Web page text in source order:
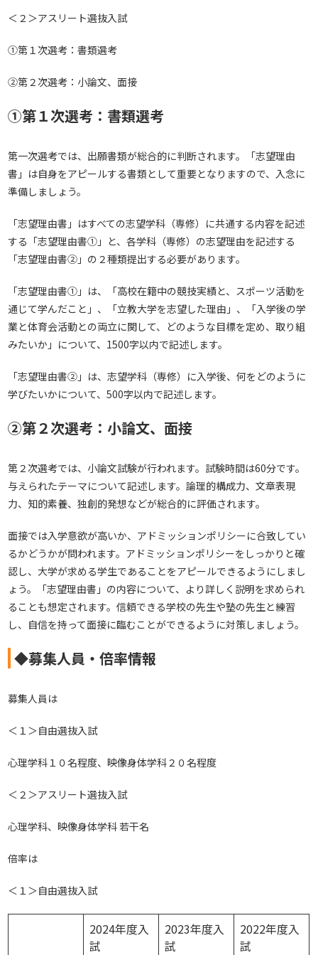
＜２＞アスリート選抜入試
①第１次選考：書類選考
②第２次選考：小論文、面接
①第１次選考：書類選考
第一次選考では、出願書類が総合的に判断されます。「志望理由
書」は自身をアピールする書類として重要となりますので、入念に
準備しましょう。
「志望理由書」はすべての志望学科（専修）に共通する内容を記述
する「志望理由書①」と、各学科（専修）の志望理由を記述する
「志望理由書②」の２種類提出する必要があります。
「志望理由書①」は、「高校在籍中の競技実績と、スポーツ活動を
通じて学んだこと」、「立教大学を志望した理由」、「入学後の学
業と体育会活動との両立に関して、どのような目標を定め、取り組
みたいか」について、1500字以内で記述します。
「志望理由書②」は、志望学科（専修）に入学後、何をどのように
学びたいかについて、500字以内で記述します。
②第２次選考：小論文、面接
第２次選考では、小論文試験が行われます。試験時間は60分です。
与えられたテーマについて記述します。論理的構成力、文章表現
力、知的素養、独創的発想などが総合的に評価されます。
面接では入学意欲が高いか、アドミッションポリシーに合致してい
るかどうかが問われます。アドミッションポリシーをしっかりと確
認し、大学が求める学生であることをアピールできるようにしまし
ょう。「志望理由書」の内容について、より詳しく説明を求められ
ることも想定されます。信頼できる学校の先生や塾の先生と練習
し、自信を持って面接に臨むことができるように対策しましょう。
◆募集人員・倍率情報
募集人員は
＜１＞自由選抜入試
心理学科１０名程度、映像身体学科２０名程度
＜２＞アスリート選抜入試
心理学科、映像身体学科 若干名
倍率は
＜１＞自由選抜入試
2024年度入
試
2023年度入
試
2022年度入
試